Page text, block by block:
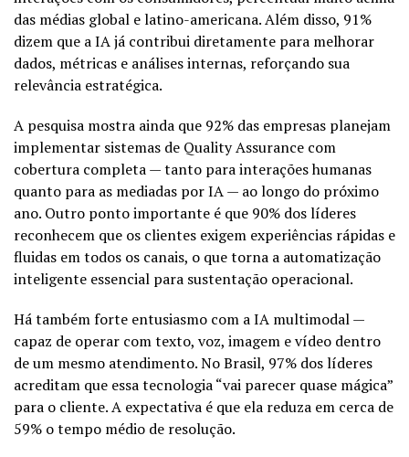
das médias global e latino-americana. Além disso, 91%
dizem que a IA já contribui diretamente para melhorar
dados, métricas e análises internas, reforçando sua
relevância estratégica.
A pesquisa mostra ainda que 92% das empresas planejam
implementar sistemas de Quality Assurance com
cobertura completa — tanto para interações humanas
quanto para as mediadas por IA — ao longo do próximo
ano. Outro ponto importante é que 90% dos líderes
reconhecem que os clientes exigem experiências rápidas e
fluidas em todos os canais, o que torna a automatização
inteligente essencial para sustentação operacional.
Há também forte entusiasmo com a IA multimodal —
capaz de operar com texto, voz, imagem e vídeo dentro
de um mesmo atendimento. No Brasil, 97% dos líderes
acreditam que essa tecnologia “vai parecer quase mágica”
para o cliente. A expectativa é que ela reduza em cerca de
59% o tempo médio de resolução.